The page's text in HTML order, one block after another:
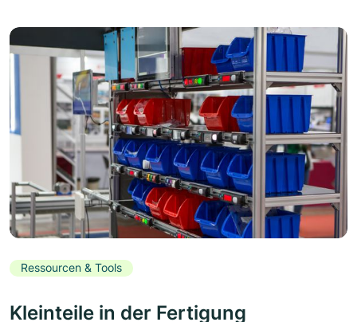
Ressourcen & Tools
Kleinteile in der Fertigung